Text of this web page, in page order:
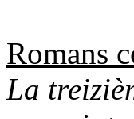
Romans
La